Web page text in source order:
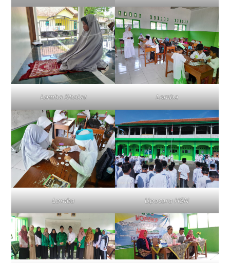
Lomba Sholat Lomba
Lomba Upacara HSN